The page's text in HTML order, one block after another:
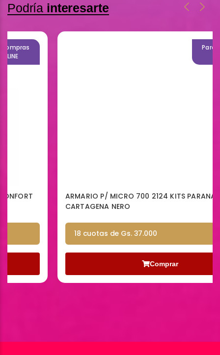
Podría interesarte
ARMARIO P/ MICRO 700 2124 KITS PARANA
CARTAGENA NERO
18 cuotas de Gs. 37.000